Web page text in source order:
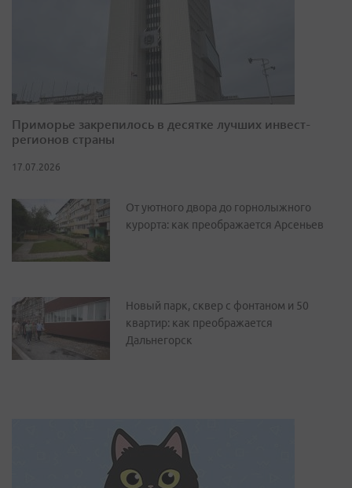
Приморье закрепилось в десятке лучших инвест-
регионов страны
17.07.2026
От уютного двора до горнолыжного
курорта: как преображается Арсеньев
Новый парк, сквер с фонтаном и 50
квартир: как преображается
Дальнегорск